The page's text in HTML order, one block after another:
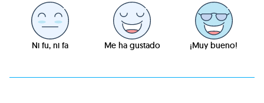
Ni fu, ni fa Me ha gustado ¡Muy bueno!